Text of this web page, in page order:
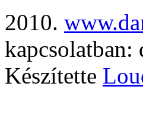
2010.
Készítette